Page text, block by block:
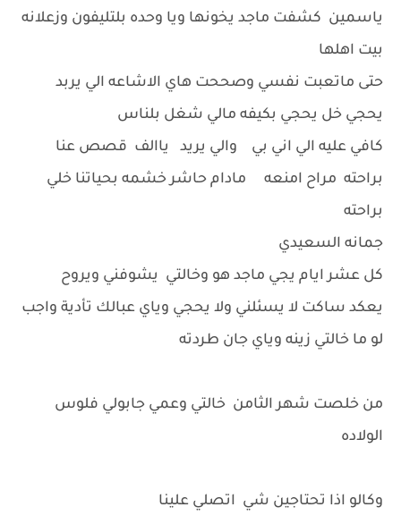
ياسمين كشفت ماجد يخونها ويا وحده بلتليفون وزعلانه
بيت اهلها
حتى ماتعبت نفسي وصححت هاي الاشاعه الي يربد
يحجي خل يحجي بكيفه مالي شغل بلناس
كافي عليه الي اني بي والي يريد ياالف قصص عنا
براحته مراح امنعه مادام حاشر خشمه بحياتنا خلي
براحته
جمانه السعيدي
كل عشر ايام يجي ماجد هو وخالتي يشوفني ويروح
يعكد ساكت لا يسئلني ولا يحجي وياي عبالك تأدية واجب
لو ما خالتي زينه وياي جان طردته
من خلصت شهر الثامن خالتي وعمي جابولي فلوس
الولاده
وكالو اذا تحتاجين شي اتصلي علينا